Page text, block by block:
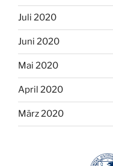
Juli 2020
Juni 2020
Mai 2020
April 2020
März 2020